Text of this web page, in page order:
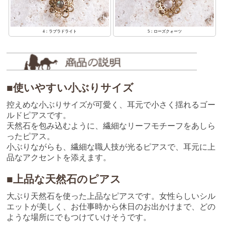
4：ラブラドライト 5：ローズクォーツ
■使いやすい小ぶりサイズ
控えめな小ぶりサイズが可愛く、耳元で小さく揺れるゴー
ルドピアスです。
天然石を包み込むように、繊細なリーフモチーフをあしら
ったピアス。
小ぶりながらも、繊細な職人技が光るピアスで、耳元に上
品なアクセントを添えます。
■上品な天然石のピアス
大ぶり天然石を使った上品なピアスです。女性らしいシル
エットが美しく、お仕事時から休日のお出かけまで、どの
ような場所にでもつけていけそうです。